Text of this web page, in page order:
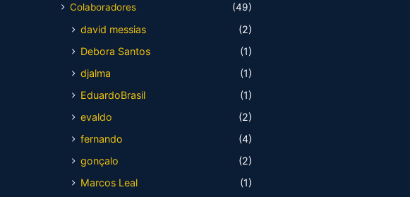
Colaboradores (49)
david messias
(2)
Debora Santos
(1)
djalma
(1)
EduardoBrasil
(1)
evaldo
(2)
fernando
(4)
gonçalo
(2)
Marcos Leal
(1)